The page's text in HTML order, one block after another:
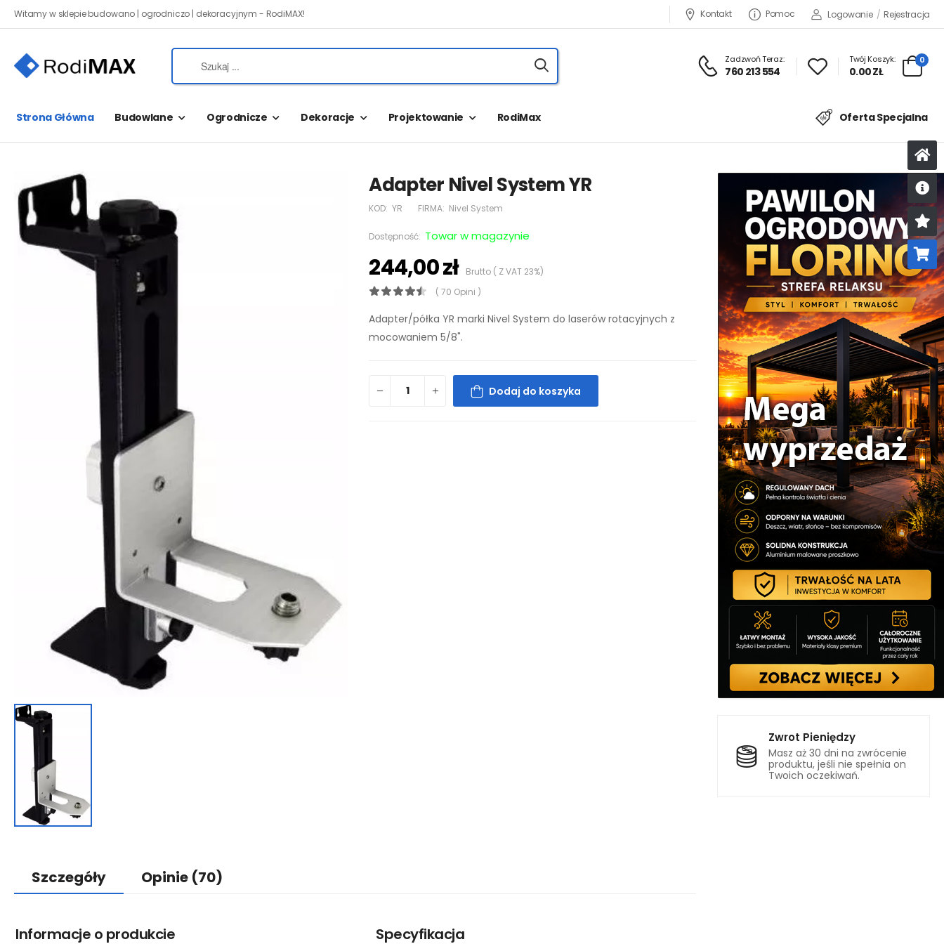
Witamy w sklepie budowano | ogrodniczo | dekoracyjnym - RodiMAX! Kontakt Pomoc Logowanie / Rejestracja
Zadzwoń Teraz:
760 213 554
Twój Koszyk:
0.00 ZŁ
0
Strona Główna Budowlane Ogrodnicze Dekoracje Projektowanie RodiMax Oferta Specjalna
Zwrot Pieniędzy
Masz aż 30 dni na zwrócenie
produktu, jeśli nie spełnia on
Twoich oczekiwań.
Adapter Nivel System YR
KOD: YR FIRMA: Nivel System
Dostępność: Towar w magazynie
244,00 złBrutto ( Z VAT 23%)
( 70 Opini )
Adapter/półka YR marki Nivel System do laserów rotacyjnych z
mocowaniem 5/8".
Dodaj do koszyka
Szczegóły Opinie (70)
Informacje o produkcie Specyfikacja